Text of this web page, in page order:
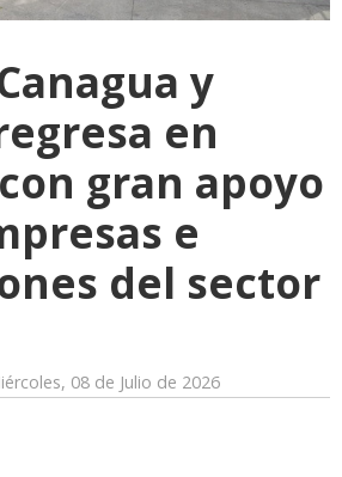
y
en
gran apoyo
e
del sector
08 de Julio de 2026